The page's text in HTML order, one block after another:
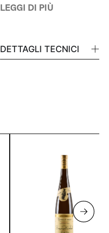
LEGGI DI PIÙ
DETTAGLI TECNICI